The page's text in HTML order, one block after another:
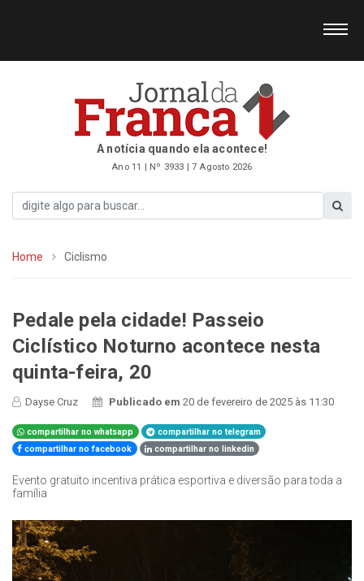
A notícia quando ela acontece!
Ano 11 | Nº 3933 | 7 Agosto 2026
Home Ciclismo
Pedale pela cidade! Passeio
Ciclístico Noturno acontece nesta
quinta-feira, 20
Dayse Cruz Publicado em20 de fevereiro de 2025 às 11:30
compartilhar no whatsapp
compartilhar no telegram
compartilhar no facebook
compartilhar no linkedin
Evento gratuito incentiva prática esportiva e diversão para toda a
família